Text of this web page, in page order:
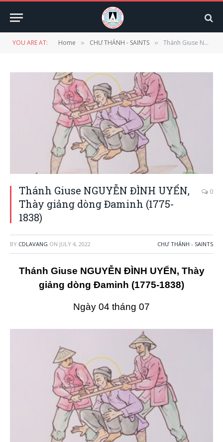
YOU ARE AT: Home » CHƯ THÁNH - SAINTS » Thánh Giuse NGUYỄN ĐÌNH UYỂN, Thày giảng dòng Đaminh (1775-1838)
Thánh Giuse NGUYỄN ĐÌNH UYỂN,
Thày giảng dòng Đaminh (1775-
1838)
0
BY CDLAVANG ON JULY 4, 2022 CHƯ THÁNH - SAINTS
Thánh Giuse NGUYỄN ĐÌNH UYỂN, Thày
giảng dòng Đaminh (1775-1838)
Ngày 04 tháng 07